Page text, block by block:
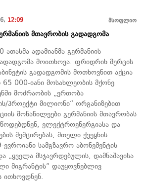
12:09 მსოფლიო
მთავრობის გადადგომა
ათასმა ადამიანმა გერმანიის
მოითხოვა. ფრიდრიხ მერცის
გადადგომის მოთხოვნით აქცია
000-იანი მოსახლეობის მქონე
მოძრაობის „ერთობა
პროექტი მილიონი“ ორგანიზებით
მონაწილეები გერმანიის მთავრობას
ელექტროენერგიასა და
შემცირებას, მთელი ქვეყნის
ევროიანი სამგზავრო აბონემენტის
„ყველა მსჯავრდებულის, დამნაშავისა
მიგრანტის“ დაუყოვნებლივ
ითხოვდნენ.